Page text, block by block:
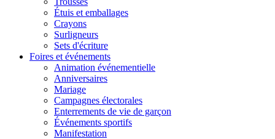
Étuis et emballages
Crayons
Surligneurs
Sets d'écriture
Foires et événements
Animation événementielle
Anniversaires
Mariage
Campagnes électorales
Enterrements de vie de garçon
Événements sportifs
Manifestation